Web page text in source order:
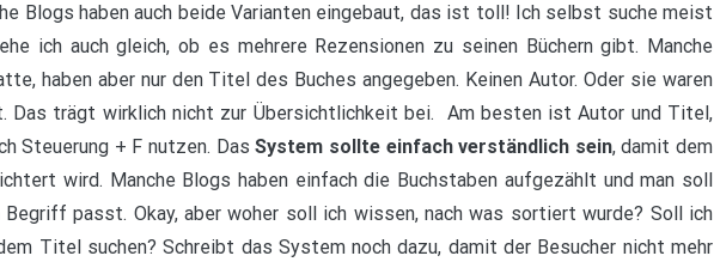
Blogs haben auch beide Varianten eingebaut, das ist toll! Ich selbst suche meist
ich auch gleich, ob es mehrere Rezensionen zu seinen Büchern gibt. Manche
haben aber nur den Titel des Buches angegeben. Keinen Autor. Oder sie waren
Das trägt wirklich nicht zur Übersichtlichkeit bei. Am besten ist Autor und Titel,
Steuerung + F nutzen. Das System sollte einfach verständlich sein, damit dem
wird. Manche Blogs haben einfach die Buchstaben aufgezählt und man soll
passt. Okay, aber woher soll ich wissen, nach was sortiert wurde? Soll ich
Titel suchen? Schreibt das System noch dazu, damit der Besucher nicht mehr